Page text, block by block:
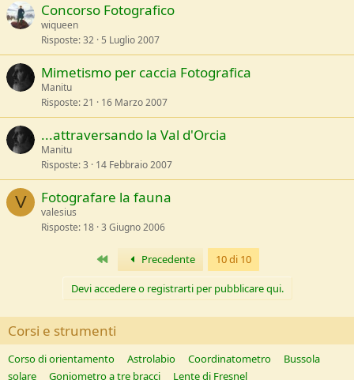
Concorso Fotografico
wiqueen
Risposte 32 5 Luglio 2007
Mimetismo per caccia Fotografica
Manitu
Risposte 21 16 Marzo 2007
...attraversando la Val d'Orcia
Manitu
Risposte 3 14 Febbraio 2007
V Fotografare la fauna
valesius
Risposte 18 3 Giugno 2006
Primo Precedente 10 di 10
Devi accedere o registrarti per pubblicare qui.
Corsi e strumenti
Corso di orientamento Astrolabio Coordinatometro
Bussola
solare
Goniometro a tre bracci Lente di Fresnel